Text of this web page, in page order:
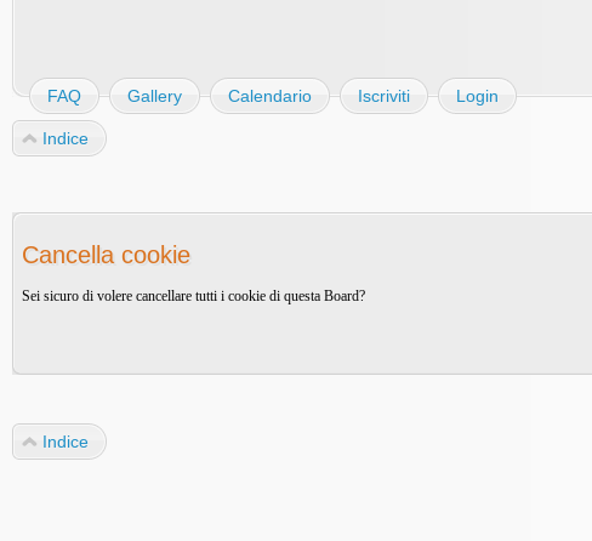
FAQ Gallery Calendario Iscriviti Login
Indice
Cancella cookie
Sei sicuro di volere cancellare tutti i cookie di questa Board?
Indice